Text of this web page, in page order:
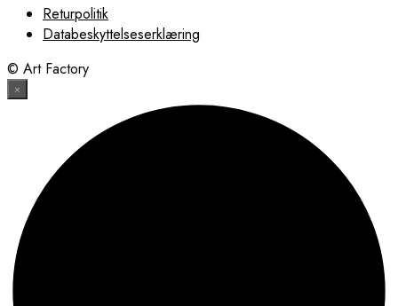
Returpolitik
Databeskyttelseserklæring
© Art Factory
×